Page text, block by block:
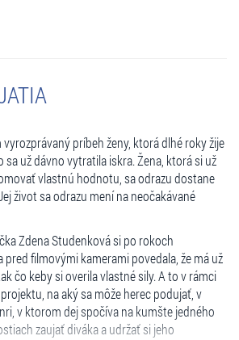
príbeh ženy, ktorá dlhé roky žije
sa už dávno vytratila iskra. Žena, ktorá si už
vlastnú hodnotu, sa odrazu dostane
život sa odrazu mení na neočakávané
Zdena Studenková si po rokoch
filmovými kamerami povedala, že má už
čo keby si overila vlastné sily. A to v rámci
na aký sa môže herec podujať, v
v ktorom dej spočíva na kumšte jedného
zaujať diváka a udržať si jeho